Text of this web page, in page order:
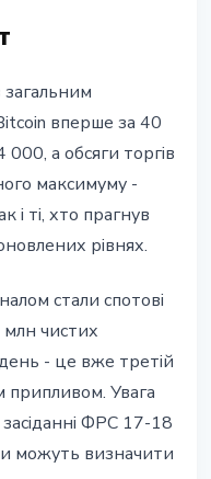
загальним
вперше за 40
а обсяги торгів
максимуму -
і ті, хто прагнув
рівнях.
стали спотові
млн чистих
- це вже третій
припливом. Увага
ФРС 17-18
можуть визначити